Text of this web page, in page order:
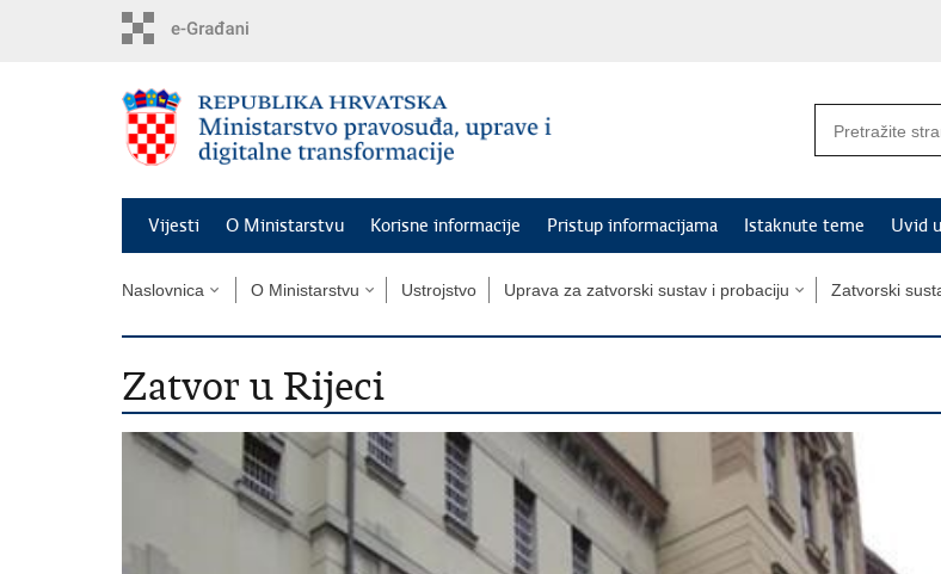
Vijesti O Ministarstvu Korisne informacije Pristup informacijama Istaknute teme Uvid
Naslovnica O Ministarstvu Ustrojstvo Uprava za zatvorski sustav i probaciju Zatvorski
Zatvor u Rijeci